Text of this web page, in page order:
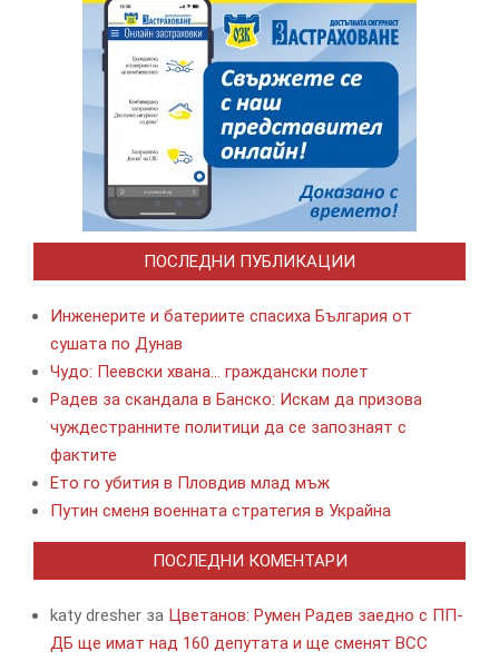
ПОСЛЕДНИ ПУБЛИКАЦИИ
Инженерите и батериите спасиха България от
сушата по Дунав
Чудо: Пеевски хвана… граждански полет
Радев за скандала в Банско: Искам да призова
чуждестранните политици да се запознаят с
фактите
Ето го убития в Пловдив млад мъж
Путин сменя военната стратегия в Украйна
ПОСЛЕДНИ КОМЕНТАРИ
katy dresher за Цветанов: Румен Радев заедно с ПП-
ДБ ще имат над 160 депутата и ще сменят ВСС